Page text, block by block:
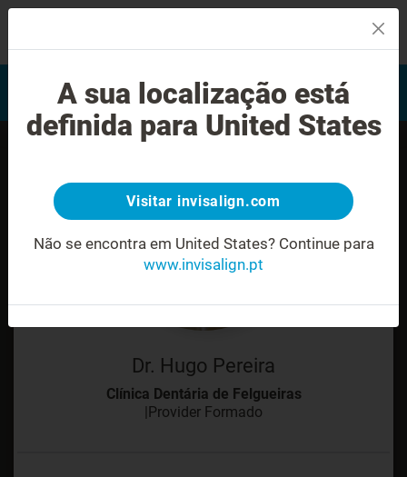
Avaliação do sorriso
Encontrar um Invisalign
provider
Dr. Hugo Pereira
Clínica Dentária de Felgueiras
|Provider Formado
A sua localização está
definida para United States
Visitar invisalign.com
Não se encontra em United States? Continue para
www.invisalign.pt